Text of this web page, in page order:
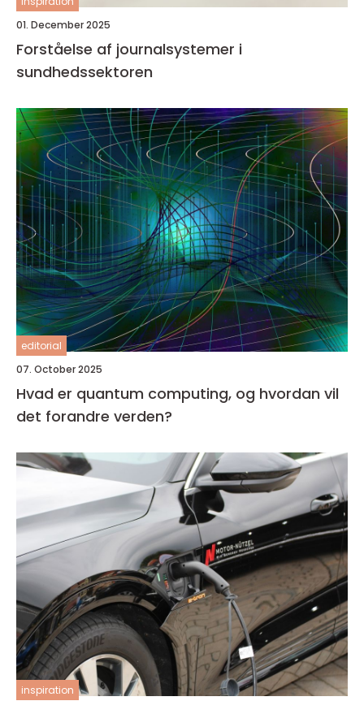
01. December 2025
Forståelse af journalsystemer i
sundhedssektoren
editorial
07. October 2025
Hvad er quantum computing, og hvordan vil
det forandre verden?
inspiration